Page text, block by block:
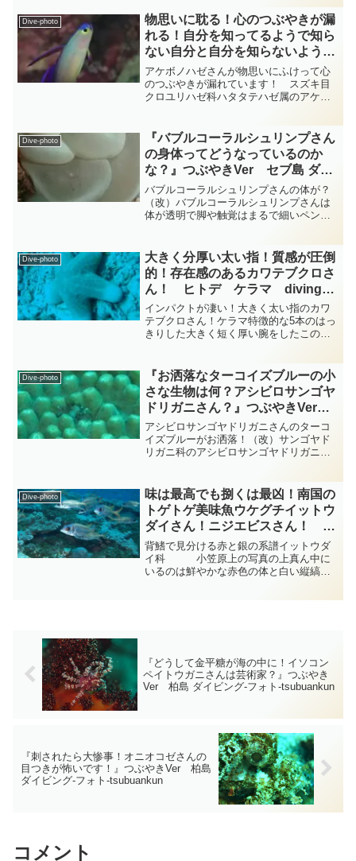
おり身体の色は青みが強いのですが体の
各所に赤褐色や白色...
Dive-photo
物思いに耽る！心のつぶやきが漏
れる！自分を知ってるようで知ら
ない自分と自分を知らないようで
知ってる他人はいるよ！アケボノ
ハゼさん！ 柏島 diving-
photo‐tsubuankun
アケボノハゼさんが物思いにふけって心
のつぶやきが漏れています！ スズキ目
クロユリハゼ科ハタタテハゼ属のアケボ
いにふけっています・・・驚かせないよ
うにそっと近づいてみると...
Dive-photo
『バブルコーラルシュリンプさん
の身体ってどうなっているのか
な？』つぶやきVer セブ島 ダイ
ビング‐フォト‐tsubuankun
バブルコーラルシュリンプさんの体が？
（改）バブルコーラルシュリンプさんは
体が透明で脚や触覚はまるで細いペンで
こにいるかわからないぐらい可憐なエビ
さんです・・・ミズタマサ...
Dive-photo
大きく分厚い太い指！質感が圧倒
的！存在感のあるカワテブクロさ
ん！ ヒトデ ケラマ diving-
photo-summary-tsubuankun
インパクトが凄い！大きく太い指のカワ
テブクロさん！ケラマ特徴的な5本のはっ
きりした大きく短く厚い腕をしたこのヒ
いでしょうか？・・・カワテブクロさん
は大きなヒトデさんで通...
Dive-photo
『お洒落なターコイズブルーの小
さな生物は何？アシビロサンゴヤ
ドリガニさん？』つぶやきVer
柏島 ダイビング‐フォト‐
tsubuankun
アシビロサンゴヤドリガニさんのターコ
イズブルーがお洒落！（改）サンゴヤド
リガニ科のアシビロサンゴヤドリガニさ
よ」と言われても「どこ、どこ？」って
いう感じです・・・カメ...
Dive-photo
味は最高でも捌くは最凶！南国の
トゲトゲ美味魚ウケグチイットウ
ダイさん！ニジエビスさん！ イ
ットウダイ科 小笠原 diving-
photo-summary-tsubuankun
背鰭で見分ける赤と銀の系譜イットウダ
イ科 小笠原上の写真の上真ん中に
いるのは鮮やかな赤色の体と白い縦縞模
『どうして金平糖が海の中に！イソコン
ペイトウガニさんは芸術家？』つぶやき
Ver 柏島 ダイビング‐フォト‐tsubuankun
『刺されたら大惨事！オニオコゼさんの
目つきが怖いです！』つぶやきVer 柏島
ダイビング‐フォト‐tsubuankun
コメント